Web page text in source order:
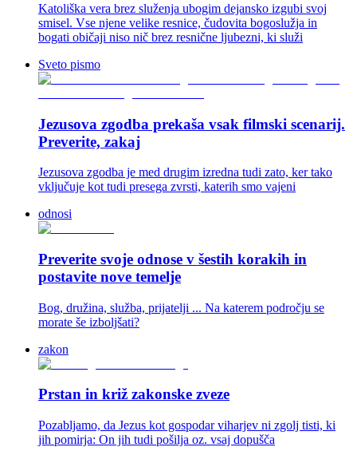
Katoliška vera brez služenja ubogim dejansko izgubi svoj
smisel. Vse njene velike resnice, čudovita bogoslužja in
bogati običaji niso nič brez resnične ljubezni, ki služi
Sveto pismo
Jezusova zgodba prekaša vsak filmski scenarij.
Preverite, zakaj
Jezusova zgodba je med drugim izredna tudi zato, ker tako
vključuje kot tudi presega zvrsti, katerih smo vajeni
odnosi
Preverite svoje odnose v šestih korakih in
postavite nove temelje
Bog, družina, služba, prijatelji ... Na katerem področju se
morate še izboljšati?
zakon
Prstan in križ zakonske zveze
Pozabljamo, da Jezus kot gospodar viharjev ni zgolj tisti, ki
jih pomirja: On jih tudi pošilja oz. vsaj dopušča